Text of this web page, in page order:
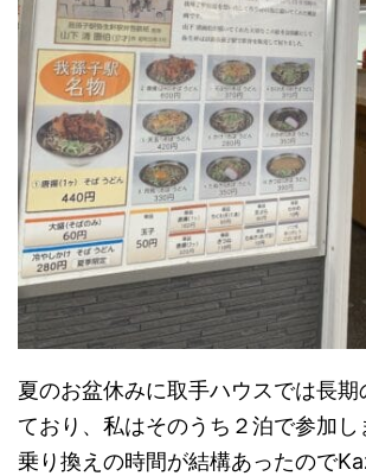
夏のお盆休みに取手ハウスでは長期
ており、私はそのうち２泊で参加し
乗り換えの時間が結構あったので